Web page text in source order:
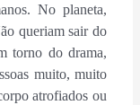
No planeta,
queriam sair do
torno do drama,
muito, muito
atrofiados ou